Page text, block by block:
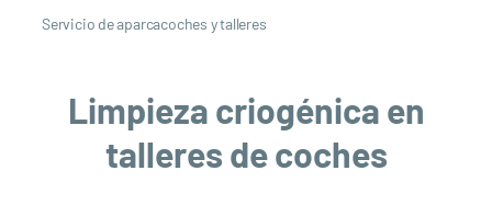
Servicio de aparcacoches y talleres
Limpieza criogénica en
talleres de coches